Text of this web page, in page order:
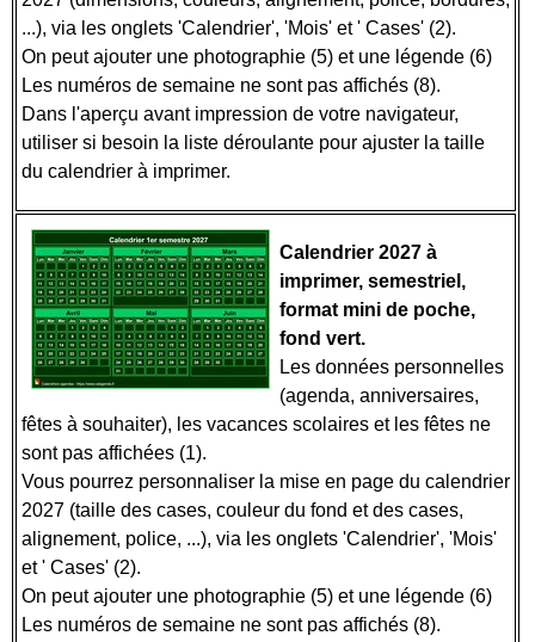
...), via les onglets 'Calendrier', 'Mois' et ' Cases' (2).
On peut ajouter une photographie (5) et une légende (6)
Les numéros de semaine ne sont pas affichés (8).
Dans l'aperçu avant impression de votre navigateur,
utiliser si besoin la liste déroulante pour ajuster la taille
du calendrier à imprimer.
Calendrier 2027 à
imprimer, semestriel,
format mini de poche,
fond vert.
Les données personnelles
(agenda, anniversaires,
fêtes à souhaiter), les vacances scolaires et les fêtes ne
sont pas affichées (1).
Vous pourrez personnaliser la mise en page du calendrier
2027 (taille des cases, couleur du fond et des cases,
alignement, police, ...), via les onglets 'Calendrier', 'Mois'
et ' Cases' (2).
On peut ajouter une photographie (5) et une légende (6)
Les numéros de semaine ne sont pas affichés (8).